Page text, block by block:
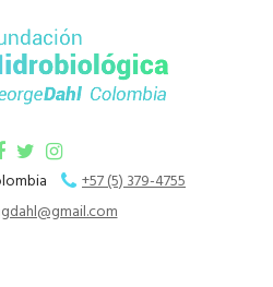
+57 (5) 379-4755